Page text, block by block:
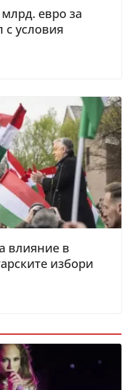
евро за
условия
влияние в
избори